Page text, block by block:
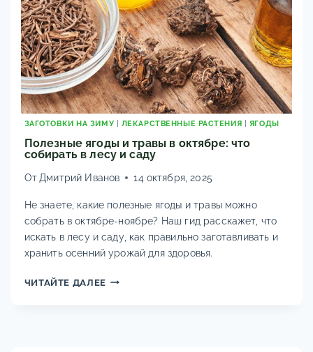
ЗАГОТОВКИ НА ЗИМУ | ЛЕКАРСТВЕННЫЕ РАСТЕНИЯ | ЯГОДЫ
Полезные ягоды и травы в октябре: что
собирать в лесу и саду
От Дмитрий Иванов 14 октября, 2025
Не знаете, какие полезные ягоды и травы можно
собрать в октябре-ноябре? Наш гид расскажет, что
искать в лесу и саду, как правильно заготавливать и
хранить осенний урожай для здоровья.
ЧИТАЙТЕ ДАЛЕЕПОЛЕЗНЫЕ